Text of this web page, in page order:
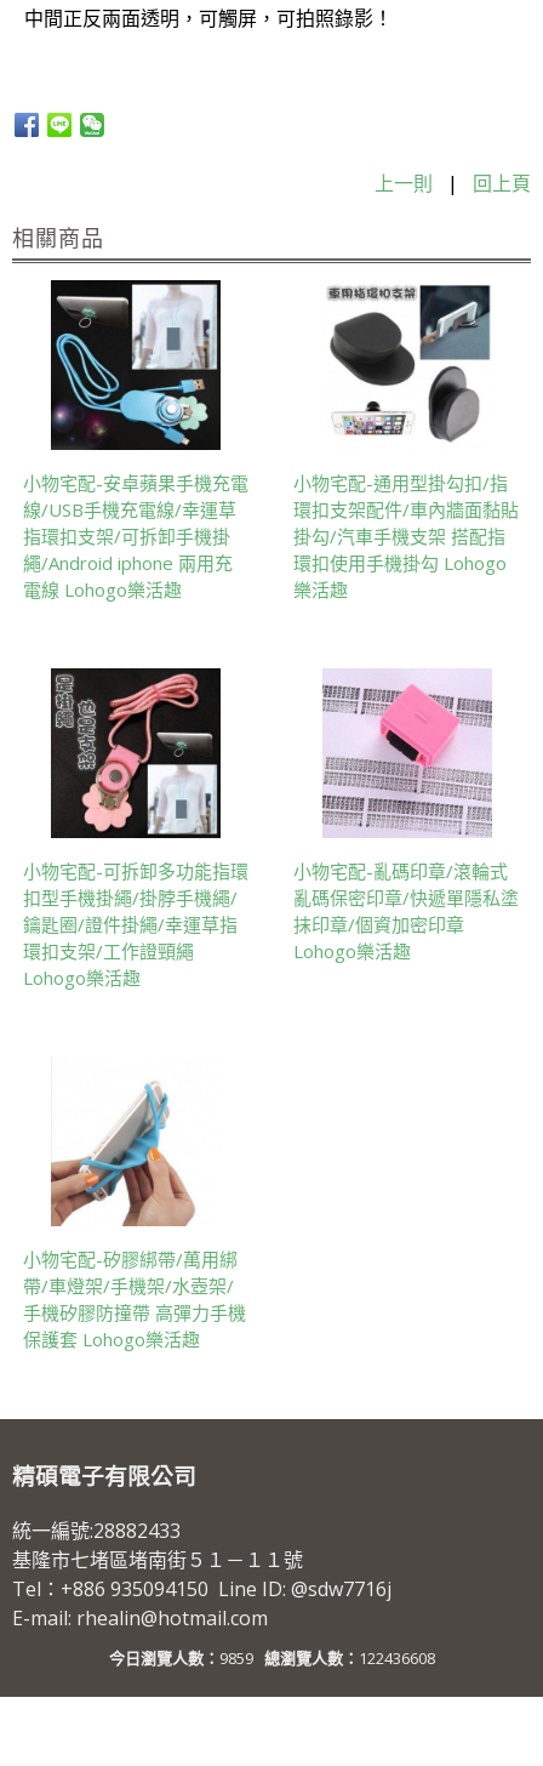
中間正反兩面透明，可觸屏，可拍照錄影！
上一則 | 回上頁
相關商品
小物宅配-安卓蘋果手機充電
線/USB手機充電線/幸運草
指環扣支架/可拆卸手機掛
繩/Android iphone 兩用充
電線 Lohogo樂活趣
小物宅配-通用型掛勾扣/指
環扣支架配件/車內牆面黏貼
掛勾/汽車手機支架 搭配指
環扣使用手機掛勾 Lohogo
樂活趣
小物宅配-可拆卸多功能指環
扣型手機掛繩/掛脖手機繩/
鑰匙圈/證件掛繩/幸運草指
環扣支架/工作證頸繩
Lohogo樂活趣
小物宅配-亂碼印章/滾輪式
亂碼保密印章/快遞單隱私塗
抹印章/個資加密印章
Lohogo樂活趣
小物宅配-矽膠綁帶/萬用綁
帶/車燈架/手機架/水壺架/
手機矽膠防撞帶 高彈力手機
保護套 Lohogo樂活趣
精碩電子有限公司
統一編號:28882433
基隆市七堵區堵南街５１－１１號
Tel：+886 935094150 Line ID: @sdw7716j
E-mail: rhealin@hotmail.com
今日瀏覽人數： 9859 總瀏覽人數： 122436608